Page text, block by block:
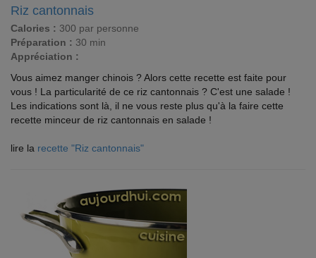
Riz cantonnais
Calories : 300 par personne
Préparation : 30 min
Appréciation :
Vous aimez manger chinois ? Alors cette recette est faite pour
vous ! La particularité de ce riz cantonnais ? C'est une salade !
Les indications sont là, il ne vous reste plus qu'à la faire cette
recette minceur de riz cantonnais en salade !
lire la recette "Riz cantonnais"